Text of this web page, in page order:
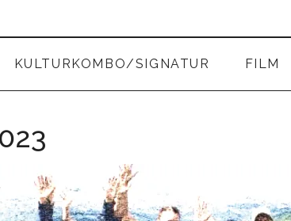
KULTURKOMBO/SIGNATUR FILM